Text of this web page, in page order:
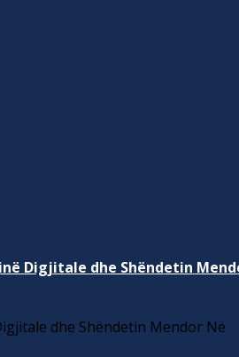
Digjitale dhe Shëndetin
dhe Shëndetin Mendor Në